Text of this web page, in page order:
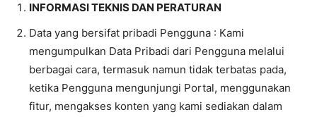
INFORMASI TEKNIS DAN PERATURAN
Data yang bersifat pribadi Pengguna : Kami
mengumpulkan Data Pribadi dari Pengguna melalui
berbagai cara, termasuk namun tidak terbatas pada,
ketika Pengguna mengunjungi Portal, menggunakan
fitur, mengakses konten yang kami sediakan dalam